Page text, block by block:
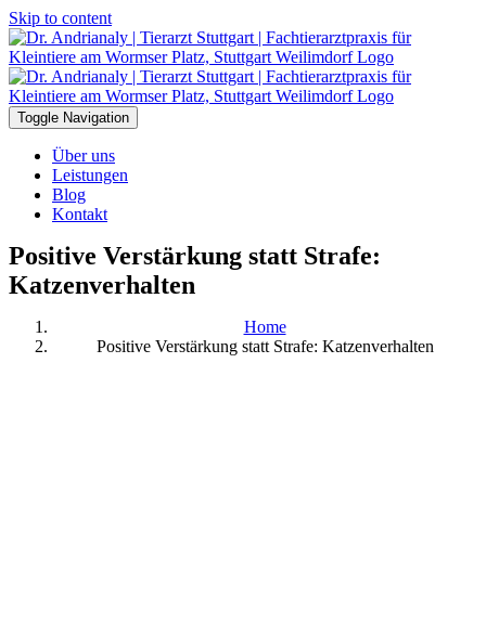
Skip to content
Toggle Navigation
Über uns
Leistungen
Blog
Kontakt
Positive Verstärkung statt Strafe:
Katzenverhalten
Home
Positive Verstärkung statt Strafe: Katzenverhalten